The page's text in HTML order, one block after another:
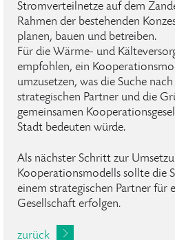
Stromverteilnetze auf dem
Rahmen der bestehenden
planen, bauen und betreiben.
Für die Wärme- und
empfohlen, ein
umzusetzen, was die Suche
strategischen Partner und die
gemeinsamen
Stadt bedeuten würde.
Als nächster Schritt zur
Kooperationsmodells sollte die
einem strategischen Partner für
Gesellschaft erfolgen.
zurück